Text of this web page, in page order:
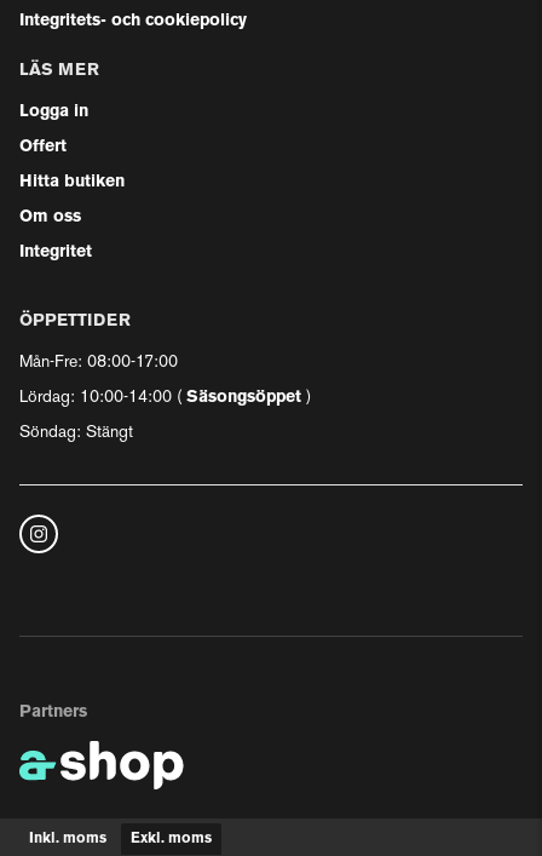
Integritets- och cookiepolicy
LÄS MER
Logga in
Offert
Hitta butiken
Om oss
Integritet
ÖPPETTIDER
Mån-Fre: 08:00-17:00
Lördag: 10:00-14:00 ( Säsongsöppet )
Söndag: Stängt
Partners
Inkl. moms Exkl. moms